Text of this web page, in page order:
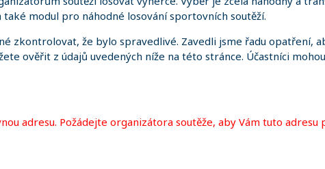
modul pro náhodné losování sportovních soutěží.
zkontrolovat, že bylo spravedlivé. Zavedli jsme řadu opatření,
ověřit z údajů uvedených níže na této stránce. Účastníci
adresu. Požádejte organizátora soutěže, aby Vám tuto adresu